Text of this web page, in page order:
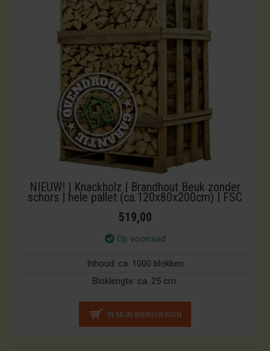
NIEUW! | Knackholz | Brandhout Beuk zonder
schors | hele pallet (ca.120x80x200cm) | FSC
519,00
Op voorraad
Inhoud: ca. 1000 blokken
Bloklengte: ca. 25 cm.
IN MIJN WINKELWAGEN